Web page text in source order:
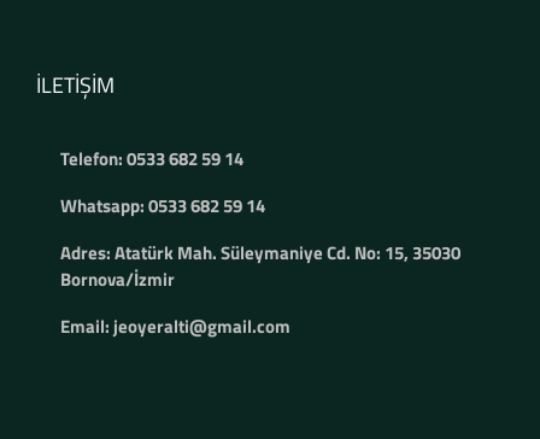
İLETIŞIM
Telefon: 0533 682 59 14
Whatsapp: 0533 682 59 14
Adres: Atatürk Mah. Süleymaniye Cd. No: 15, 35030
Bornova/İzmir
Email: jeoyeralti@gmail.com